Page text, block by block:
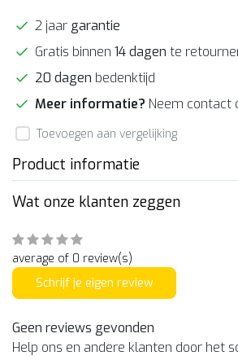
2 jaar garantie
Gratis binnen 14 dagen te
20 dagen bedenktijd
Meer informatie? Neem contact
Toevoegen aan vergelijking
Product informatie
Wat onze klanten zeggen
average of 0 review(s)
Schrijf je eigen review
Geen reviews gevonden
Help ons en andere klanten door het